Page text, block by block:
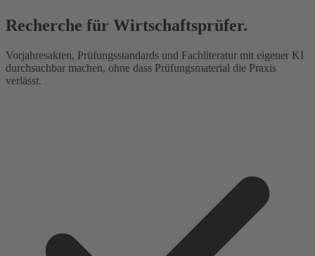
Recherche für Wirtschaftsprüfer.
Vorjahresakten, Prüfungsstandards und Fachliteratur mit eigener KI
durchsuchbar machen, ohne dass Prüfungsmaterial die Praxis
verlässt.